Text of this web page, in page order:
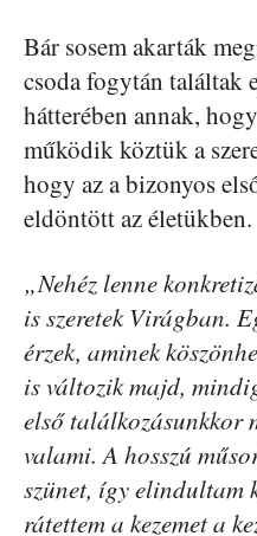
Bár sosem akarták
csoda fogytán találtak
hátterében annak,
működik köztük a
hogy az a bizonyos
eldöntött az életükben.
„Nehéz lenne
is szeretek Virágban.
érzek, aminek
is változik majd,
első találkozásunkkor
valami. A hosszú
szünet, így elindultam
rátettem a kezemet a